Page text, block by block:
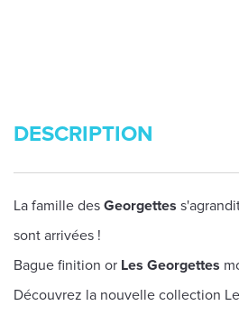
DESCRIPTION
La famille des Georgettes
sont arrivées !
Bague finition or Les Georgettes
Découvrez la nouvelle collection